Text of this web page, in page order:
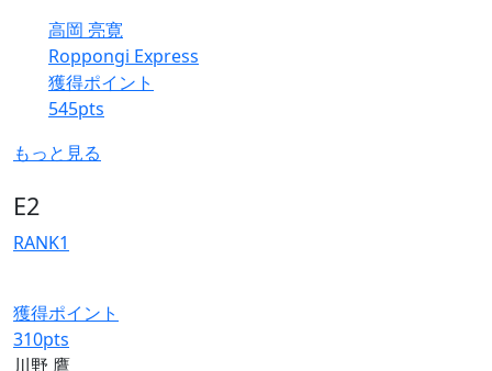
高岡 亮寛
Roppongi Express
獲得ポイント
545pts
もっと見る
E2
RANK1
獲得ポイント
310pts
川野 鷹